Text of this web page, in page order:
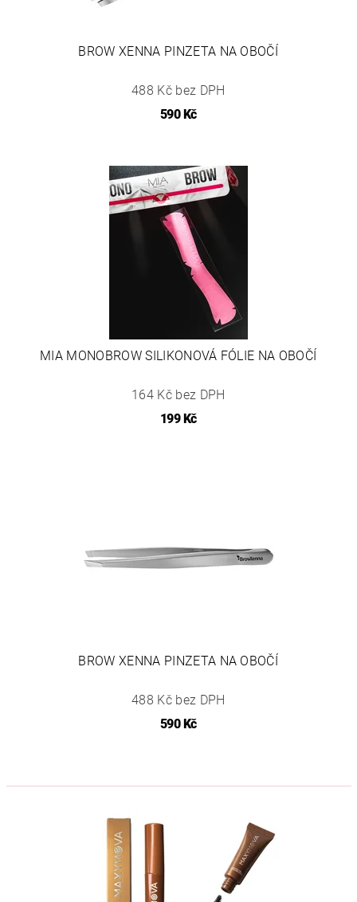
BROW XENNA PINZETA NA OBOČÍ
488 Kč bez DPH
590 Kč
MIA MONOBROW SILIKONOVÁ FÓLIE NA OBOČÍ
164 Kč bez DPH
199 Kč
BROW XENNA PINZETA NA OBOČÍ
488 Kč bez DPH
590 Kč